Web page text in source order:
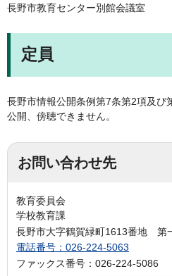
長野市教育センター別館会議室
定員
長野市情報公開条例第7条第2項及び
公開、傍聴できません。
お問い合わせ先
教育委員会
学校教育課
長野市大字鶴賀緑町1613番地 第
電話番号：026-224-5063
ファックス番号：026-224-5086